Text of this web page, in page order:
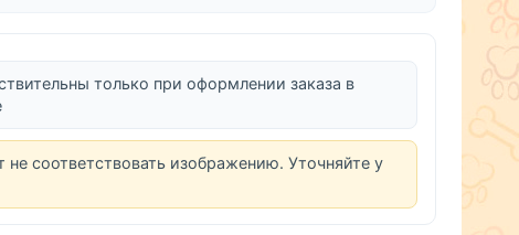
только при оформлении заказа в
соответствовать изображению. Уточняйте у